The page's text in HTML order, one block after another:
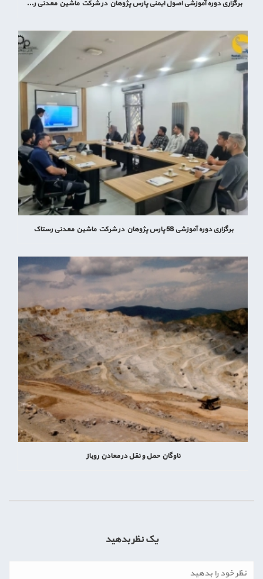
برگزاری دوره آموزشی اصول ایمنی پارس پژوهان در شرکت ماشین معدنی رستاک
برگزاری دوره آموزشی 5S پارس پژوهان در شرکت ماشین معدنی رستاک
ناوگان حمل و نقل در معادن روباز
یک نظر بدهید